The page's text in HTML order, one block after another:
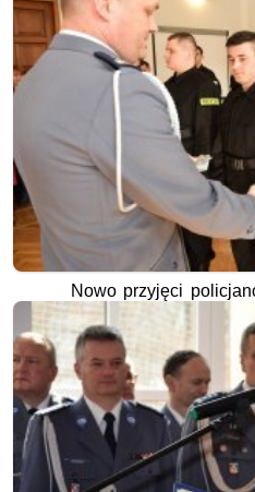
Nowo przyjęci